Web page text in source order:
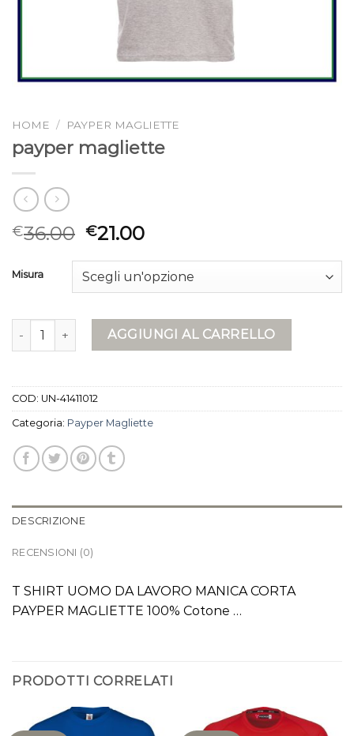
HOME / PAYPER MAGLIETTE
payper magliette
€36.00 €21.00
Misura
payper magliette quantitàAGGIUNGI AL CARRELLO
COD: UN-41411012
Categoria: Payper Magliette
DESCRIZIONE
RECENSIONI (0)
T SHIRT UOMO DA LAVORO MANICA CORTA
PAYPER MAGLIETTE 100% Cotone …
PRODOTTI CORRELATI